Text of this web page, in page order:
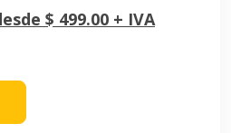
$ 499.00 + IVA